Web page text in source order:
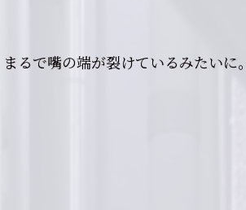
るで嘴の端が裂けているみたいに。